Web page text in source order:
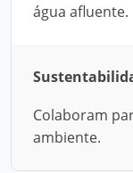
água afluente.
Colaboram
ambiente.